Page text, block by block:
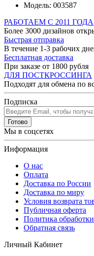
Модель: 003587
РАБОТАЕМ С 2011 ГОДА
Более 3000 дизайнов
Быстрая отправка
В течение 1-3 рабочих
Бесплатная доставка
При заказе от 1800 рубля
ДЛЯ ПОСТКРОССИНГА
Подходят для обмена по
Подписка
Готово
Мы в соцсетях
Информация
О нас
Оплата
Доставка по России
Доставка по миру
Условия возврата
Публичная оферта
Политика
Обратная связь
Личный Кабинет